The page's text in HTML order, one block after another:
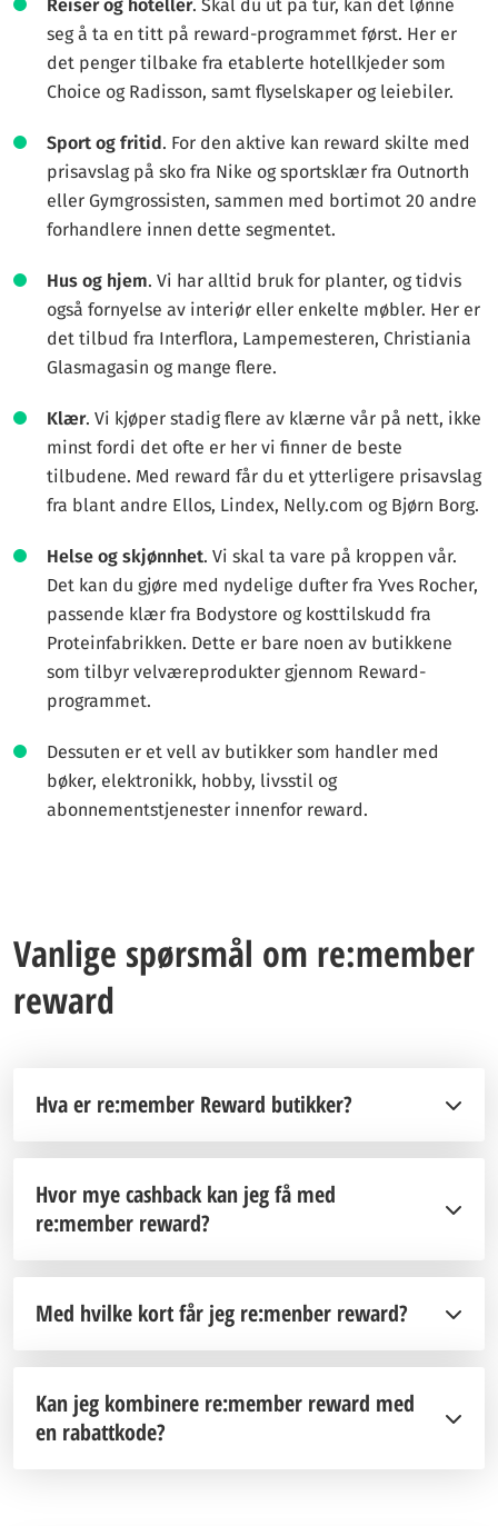
Reiser og hoteller. Skal du ut på tur, kan det lønne
seg å ta en titt på reward-programmet først. Her er
det penger tilbake fra etablerte hotellkjeder som
Choice og Radisson, samt flyselskaper og leiebiler.
Sport og fritid. For den aktive kan reward skilte med
prisavslag på sko fra Nike og sportsklær fra Outnorth
eller Gymgrossisten, sammen med bortimot 20 andre
forhandlere innen dette segmentet.
Hus og hjem. Vi har alltid bruk for planter, og tidvis
også fornyelse av interiør eller enkelte møbler. Her er
det tilbud fra Interflora, Lampemesteren, Christiania
Glasmagasin og mange flere.
Klær. Vi kjøper stadig flere av klærne vår på nett, ikke
minst fordi det ofte er her vi finner de beste
tilbudene. Med reward får du et ytterligere prisavslag
fra blant andre Ellos, Lindex, Nelly.com og Bjørn Borg.
Helse og skjønnhet. Vi skal ta vare på kroppen vår.
Det kan du gjøre med nydelige dufter fra Yves Rocher,
passende klær fra Bodystore og kosttilskudd fra
Proteinfabrikken. Dette er bare noen av butikkene
som tilbyr velværeprodukter gjennom Reward-
programmet.
Dessuten er et vell av butikker som handler med
bøker, elektronikk, hobby, livsstil og
abonnementstjenester innenfor reward.
Vanlige spørsmål om re:member
reward
Hva er re:member Reward butikker?
Hvor mye cashback kan jeg få med
re:member reward?
Med hvilke kort får jeg re:menber reward?
Kan jeg kombinere re:member reward med
en rabattkode?